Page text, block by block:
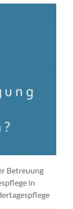
Betreuung
in